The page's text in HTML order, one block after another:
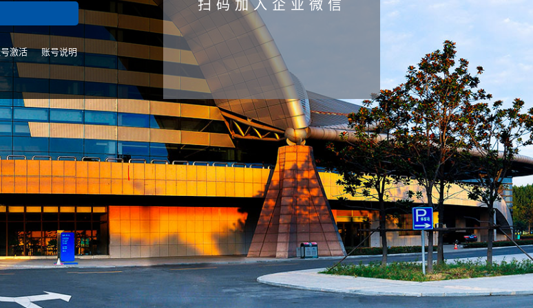
账号说明
激活
扫码加入企业微信